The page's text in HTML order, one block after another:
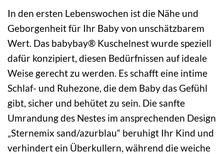
In den ersten Lebenswochen ist die Nähe und
Geborgenheit für Ihr Baby von unschätzbarem
Wert. Das babybay® Kuschelnest wurde speziell
dafür konzipiert, diesen Bedürfnissen auf ideale
Weise gerecht zu werden. Es schafft eine intime
Schlaf- und Ruhezone, die dem Baby das Gefühl
gibt, sicher und behütet zu sein. Die sanfte
Umrandung des Nestes im ansprechenden Design
„Sternemix sand/azurblau“ beruhigt Ihr Kind und
verhindert ein Überkullern, während die weiche